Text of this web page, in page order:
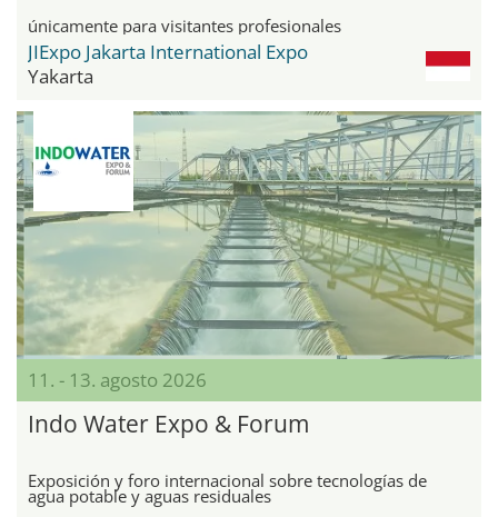
únicamente para visitantes profesionales
JIExpo Jakarta International Expo
Yakarta
11. - 13. agosto 2026
Indo Water Expo & Forum
Exposición y foro internacional sobre tecnologías de
agua potable y aguas residuales